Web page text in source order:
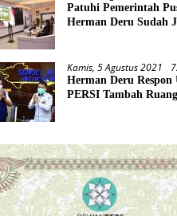
Patuhi Pemerintah
Herman Deru Sudah
Kamis, 5 Agustus 2021
Herman Deru Respon
PERSI Tambah